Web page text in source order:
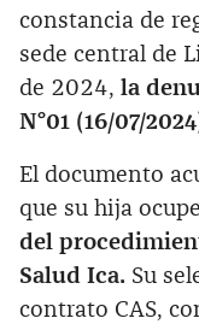
constancia de
sede central de
de 2024, la
N°01 (16/07/
El documento
que su hija
del
Salud Ica. Su
contrato CAS,